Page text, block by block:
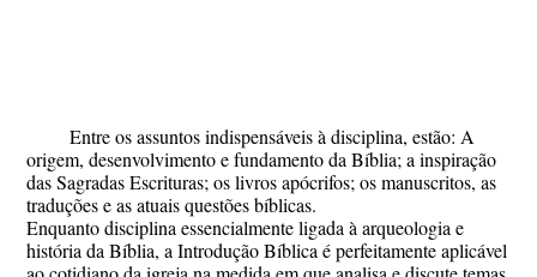
Entre os assuntos indispensáveis à disciplina, estão: A
origem, desenvolvimento e fundamento da Bíblia; a inspiração
das Sagradas Escrituras; os livros apócrifos; os manuscritos, as
traduções e as atuais questões bíblicas.
Enquanto disciplina essencialmente ligada à arqueologia e
história da Bíblia, a Introdução Bíblica é perfeitamente aplicável